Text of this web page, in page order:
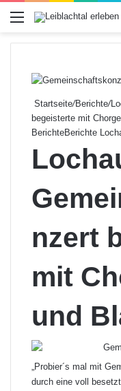
Menü
Startseite/Berichte/
begeisterte mit
BerichteBerichte
nzert
mit
und
„Probier´s mal mit
durch eine voll